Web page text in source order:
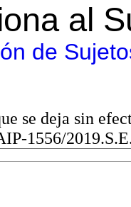
al
de
se deja sin
1556/